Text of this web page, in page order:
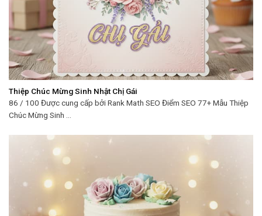
Thiệp Chúc Mừng Sinh Nhật Chị Gái
86 / 100 Được cung cấp bởi Rank Math SEO Điểm SEO 77+ Mẫu Thiệp
Chúc Mừng Sinh ...